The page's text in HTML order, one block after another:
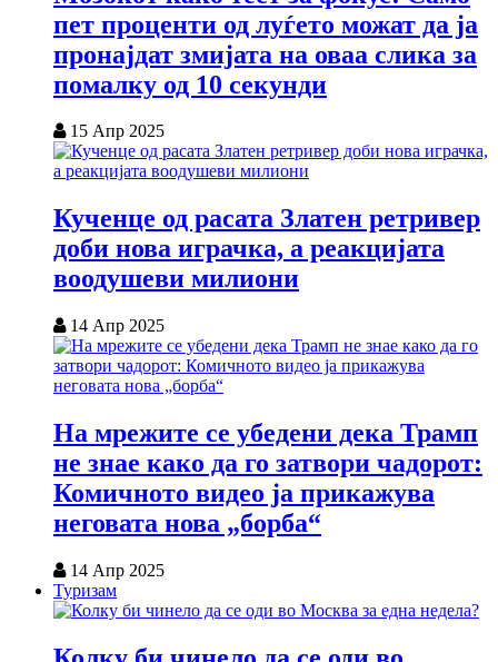
пет проценти од луѓето можат да ја
пронајдат змијата на оваа слика за
помалку од 10 секунди
15 Апр 2025
Кученце од расата Златен ретривер
доби нова играчка, а реакцијата
воодушеви милиони
14 Апр 2025
На мрежите се убедени дека Трамп
не знае како да го затвори чадорот:
Комичното видео ја прикажува
неговата нова „борба“
14 Апр 2025
Туризам